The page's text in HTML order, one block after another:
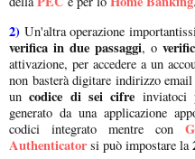
2) Un'altra operazione
verifica in due passaggi, o
attivazione, per accedere a un
non basterà digitare indirizzo
uncodice di sei cifre inviatoci
generato da una applicazione
codici integrato mentre con
Authenticatorsi può impostare la